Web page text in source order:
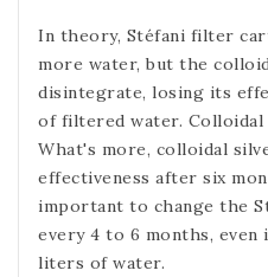
In theory, Stéfani filter
more water, but the
disintegrate, losing its
of filtered water.
What's more, colloidal
effectiveness after six
important to change the
every 4 to 6 months,
liters of water.